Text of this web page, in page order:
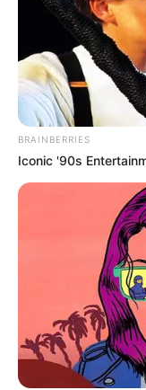
BRAINBERRIES
Iconic '90s